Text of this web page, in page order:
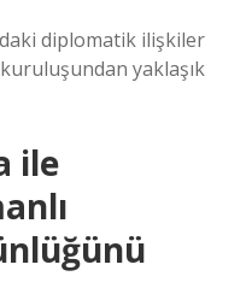
diplomatik ilişkiler
yaklaşık
ile